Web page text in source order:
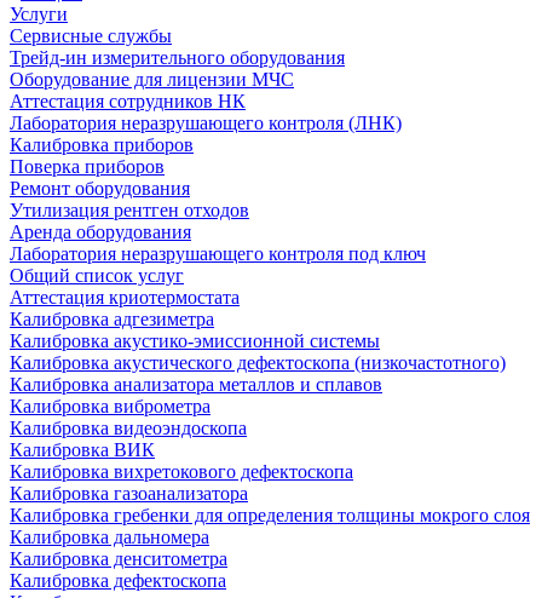
Услуги
Сервисные службы
Трейд-ин измерительного оборудования
Оборудование для лицензии МЧС
Аттестация сотрудников НК
Лаборатория неразрушающего контроля (ЛНК)
Калибровка приборов
Поверка приборов
Ремонт оборудования
Утилизация рентген отходов
Аренда оборудования
Лаборатория неразрушающего контроля под ключ
Общий список услуг
Аттестация криотермостата
Калибровка адгезиметра
Калибровка акустико-эмиссионной системы
Калибровка акустического дефектоскопа (низкочастотного)
Калибровка анализатора металлов и сплавов
Калибровка виброметра
Калибровка видеоэндоскопа
Калибровка ВИК
Калибровка вихретокового дефектоскопа
Калибровка газоанализатора
Калибровка гребенки для определения толщины мокрого слоя
Калибровка дальномера
Калибровка денситометра
Калибровка дефектоскопа